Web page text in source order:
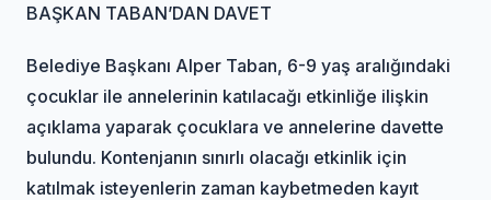
BAŞKAN TABAN’DAN DAVET
Belediye Başkanı Alper Taban, 6-9 yaş aralığındaki
çocuklar ile annelerinin katılacağı etkinliğe ilişkin
açıklama yaparak çocuklara ve annelerine davette
bulundu. Kontenjanın sınırlı olacağı etkinlik için
katılmak isteyenlerin zaman kaybetmeden kayıt